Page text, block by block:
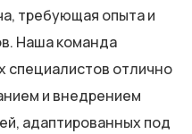
требующая опыта и
Наша команда
специалистов отлично
и внедрением
адаптированных под